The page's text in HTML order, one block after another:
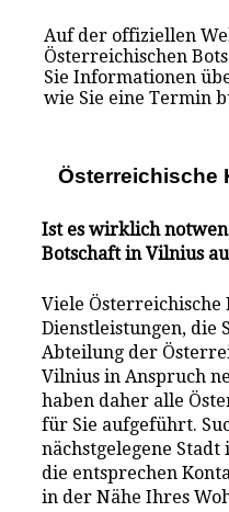
Auf der offiziellen
Österreichischen
Sie Informationen
wie Sie eine Termin
Österreichische
Ist es wirklich
Botschaft in Vilnius
Viele Österreichische
Dienstleistungen, die
Abteilung der
Vilnius in Anspruch
haben daher alle
für Sie aufgeführt.
nächstgelegene
die entsprechen
in der Nähe Ihres